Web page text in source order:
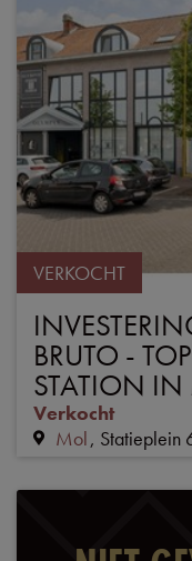
VERKOCHT
BRUTO -
STATION
Verkocht
Mol Statieplein